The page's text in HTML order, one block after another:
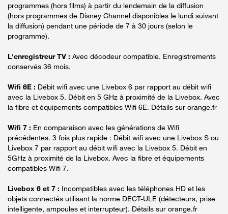
programmes (hors films) à partir du lendemain de la diffusion
(hors programmes de Disney Channel disponibles le lundi suivant
la diffusion) pendant une période de 7 à 30 jours (selon le
programme).
L'enregistreur TV : Avec décodeur compatible. Enregistrements
conservés 36 mois.
Wifi 6E : Débit wifi avec une Livebox 6 par rapport au débit wifi
avec la Livebox 5. Débit en 5 GHz à proximité de la Livebox. Avec
la fibre et équipements compatibles Wifi 6E. Détails sur orange.fr
Wifi 7 : En comparaison avec les générations de Wifi
précédentes. 3 fois plus rapide : Débit wifi avec une Livebox S ou
Livebox 7 par rapport au débit wifi avec la Livebox 5. Débit en
5GHz à proximité de la Livebox. Avec la fibre et équipements
compatibles Wifi 7.
Livebox 6 et 7 : Incompatibles avec les téléphones HD et les
objets connectés utilisant la norme DECT-ULE (détecteurs, prise
intelligente, ampoules et interrupteur). Détails sur orange.fr